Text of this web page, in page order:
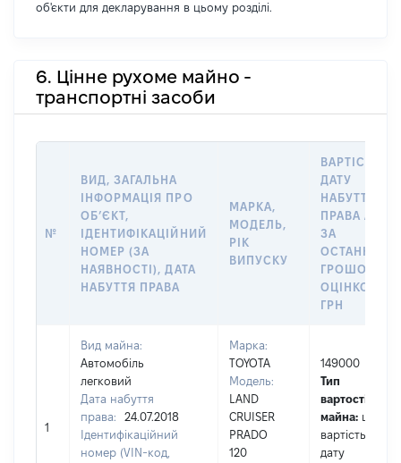
об'єкти для декларування в цьому розділі.
6. Цінне рухоме майно -
транспортні засоби
№
ВИД, ЗАГАЛЬНА
ІНФОРМАЦІЯ ПРО
ОБʼЄКТ,
ІДЕНТИФІКАЦІЙНИЙ
НОМЕР (ЗА
НАЯВНОСТІ), ДАТА
НАБУТТЯ ПРАВА
МАРКА,
МОДЕЛЬ,
РІК
ВИПУСКУ
ВАРТІСТЬ НА
ДАТУ
НАБУТТЯ
ПРАВА АБО
ЗА
ГРОШОВОЮ
ОЦІНКОЮ,
ГРН
1
Вид майна:
Автомобіль
легковий
Дата набуття
права:
24.07.2018
Ідентифікаційний
номер (VIN-код,
Марка:
TOYOTA
Модель:
LAND
CRUISER
PRADO
120
149000
Тип
вартості
майна: це
вартість на
дату